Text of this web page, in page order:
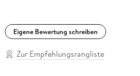
Eigene Bewertung schreiben
Zur Empfehlungsrangliste